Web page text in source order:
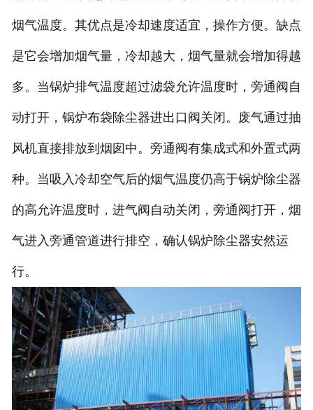
烟气温度。其优点是冷却速度适宜，操作方便。缺点
是它会增加烟气量，冷却越大，烟气量就会增加得越
多。当锅炉排气温度超过滤袋允许温度时，旁通阀自
动打开，锅炉布袋除尘器进出口阀关闭。废气通过抽
风机直接排放到烟囱中。旁通阀有集成式和外置式两
种。当吸入冷却空气后的烟气温度仍高于锅炉除尘器
的高允许温度时，进气阀自动关闭，旁通阀打开，烟
气进入旁通管道进行排空，确认锅炉除尘器安然运
行。